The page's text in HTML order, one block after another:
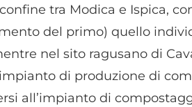
tra Modica e Ispica,
del primo) quello
nel sito ragusano di
di produzione di
all’impianto di